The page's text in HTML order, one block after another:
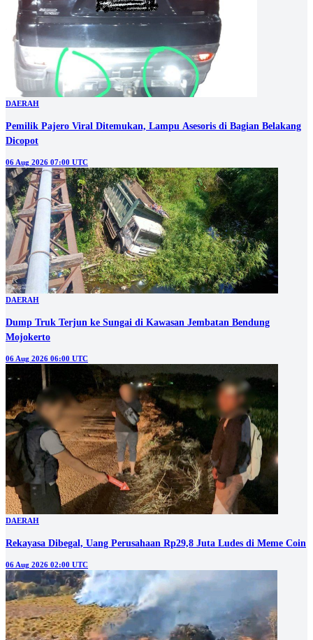
DAERAH
Pemilik Pajero Viral Ditemukan, Lampu Asesoris di Bagian Belakang
Dicopot
06 Aug 2026 07:00 UTC
DAERAH
Dump Truk Terjun ke Sungai di Kawasan Jembatan Bendung
Mojokerto
06 Aug 2026 06:00 UTC
DAERAH
Rekayasa Dibegal, Uang Perusahaan Rp29,8 Juta Ludes di Meme Coin
06 Aug 2026 02:00 UTC